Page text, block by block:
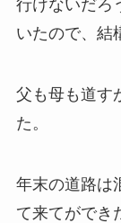
行けないだろ
いたので、結
父も母も道す
た。
年末の道路は
て来てができ